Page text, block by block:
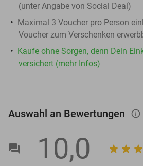
(unter Angabe von Social Deal)
Maximal 3 Voucher pro Person
Voucher zum Verschenken
Kaufe ohne Sorgen, denn Dein
versichert (mehr Infos)
Auswahl an Bewertungen
10,0